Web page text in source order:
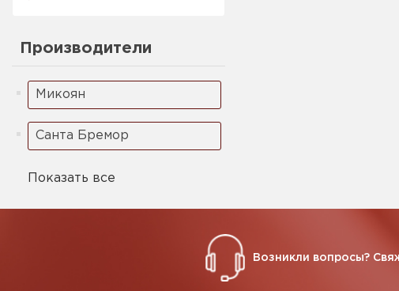
Производители
Микоян
Санта Бремор
Показать все
Возникли вопросы?